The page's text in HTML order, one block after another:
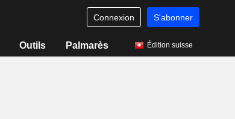
Connexion S'abonner
Outils Palmarès Édition suisse